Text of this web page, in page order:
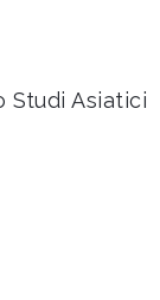
Studi Asiatici